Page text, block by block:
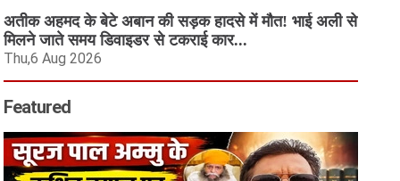
अतीक अहमद के बेटे अबान की सड़क हादसे में मौत! भाई अली से
मिलने जाते समय डिवाइडर से टकराई कार...
Thu,6 Aug 2026
Featured